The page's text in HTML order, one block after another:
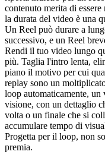
contenuto merita di
la durata del video è una
Un Reel può durare a
successivo, e un Reel
Rendi il tuo video lungo
più. Taglia l'intro lenta,
piano il motivo per cui
replay sono un
loop automaticamente, un
visione, con un dettaglio
volta o un finale che si
accumulare tempo di
Progetta per il loop, non
premia.